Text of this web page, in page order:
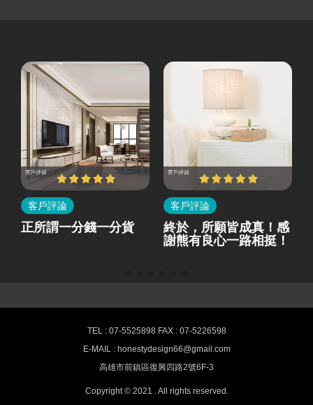
客戶評論
正所謂一分錢一分貨
客戶評論
終於，所願皆成真！感
謝熊有良心一路相挺！
熊有良心室內設計-最新消息
高雄室內設計,空間裝潢推薦 HONESTY
Interior design
TEL : 07-5525898 FAX : 07-5226598
E-MAIL : honestydesign66@gmail.com
高雄市前鎮區復興四路2號6F-3
Copyright © 2021 . All rights reserved.